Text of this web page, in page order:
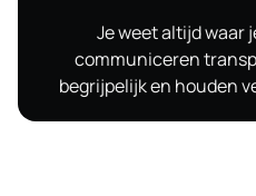
Je weet altijd waar
communiceren
begrijpelijk en houden